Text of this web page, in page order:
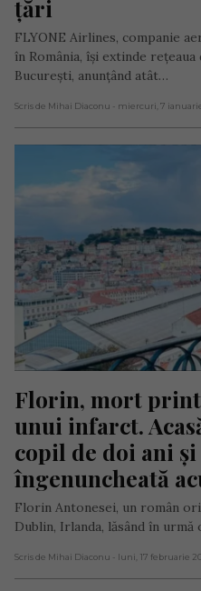
țări
FLYONE Airlines, companie
în România, își extinde
București, anunțând atât…
Scris de Mihai Diaconu - miercuri, 7
Florin, mort
unui infarct.
copil de doi ani și
îngenuncheată
Florin Antonesei, un român
Dublin, Irlanda, lăsând în
Scris de Mihai Diaconu - luni, 17 februarie